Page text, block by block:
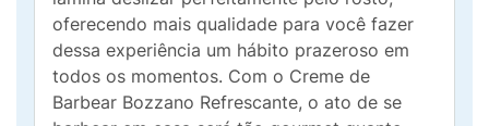
oferecendo mais qualidade para você fazer
dessa experiência um hábito prazeroso em
todos os momentos. Com o Creme de
Barbear Bozzano Refrescante, o ato de se